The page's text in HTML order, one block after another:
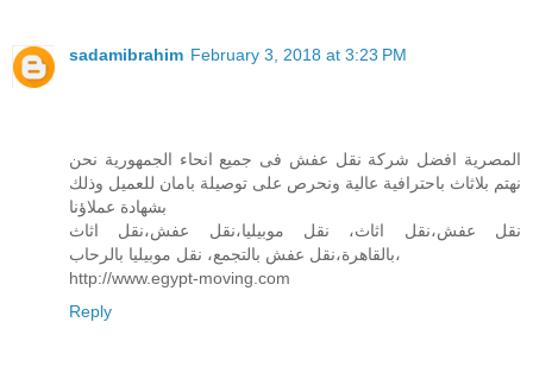
sadamibrahim February 3, 2018 at 3:23 PM
المصرية افضل شركة نقل عفش فى جميع انحاء الجمهورية نحن
نهتم بلاثاث باحترافية عالية ونحرص على توصيلة بامان للعميل وذلك
بشهادة عملاؤنا
نقل عفش،نقل اثاث، نقل موبيليا،نقل عفش،نقل اثاث
بالقاهرة،نقل عفش بالتجمع، نقل موبيليا بالرحاب،
http://www.egypt-moving.com
Reply